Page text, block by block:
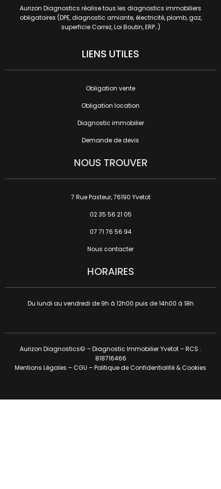
Aurizon Diagnostics réalise tous les diagnostics immobiliers
obligatoires (DPE, diagnostic amiante, électricité, plomb, gaz,
superficie Carrez,Loi Boutin, ERP…)
LIENS UTILES
Obligation vente
Obligation location
Diagnostic immobilier
Demande de devis
NOUS TROUVER
7 Rue Pasteur, 76190 Yvetot
02 35 56 21 05
07 71 76 56 94
Nous contacter
HORAIRES
Du lundi au vendredi de 9h à 12h00 puis de 14h00 à 18h
Aurizon Diagnostics© – Diagnostic Immobilier Yvetot – RCS :
818716466
Mentions Légales –CGU –Politique de Confidentialité & Cookies